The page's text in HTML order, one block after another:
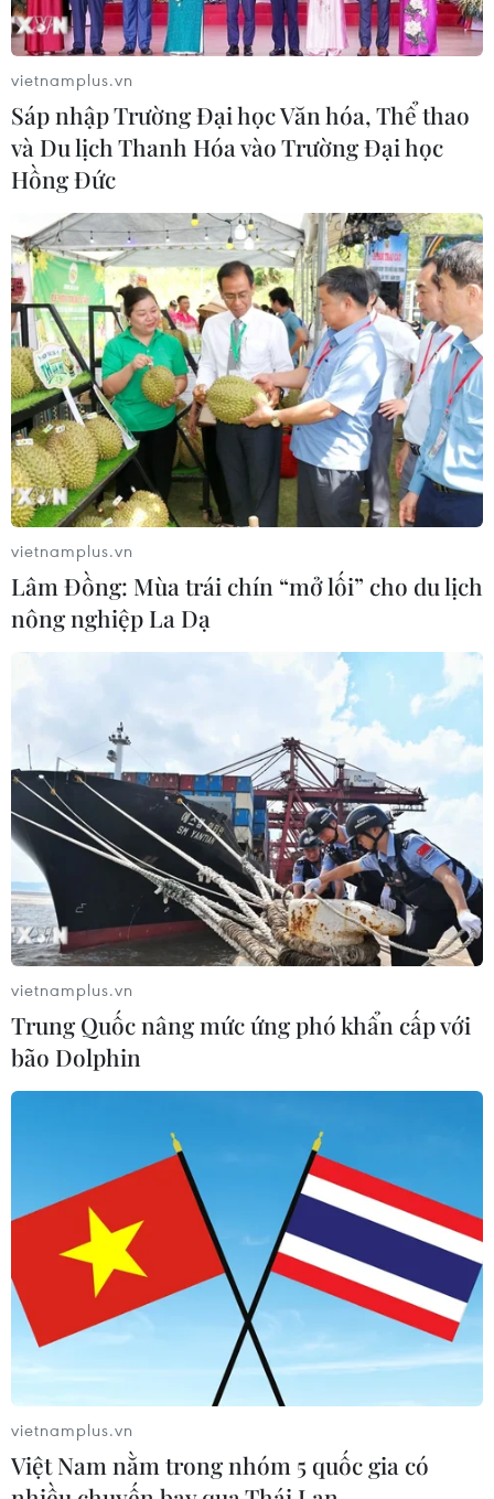
Pha cản phá bóng quyết liệt của hậu vệ Lê Thị Diễm My (trái)
và thủ thành Trần Thị Kim Thanh (giữa) trước đường bóng của
tiền đạo Mỹ Alex Morgan trong trận đấu. (Ảnh: AFP/TTXVN)
Cầu thủ Hải Linh đau đớn sau pha phạm lỗi của đối phương.
Tiền đạo Hải Yến thi đấu rất tích cực khi được vào sân trong
(TTXVN/Vietnam+)
vietnamplus.vn
Sáp nhập Trường Đại học Văn hóa, Thể thao
và Du lịch Thanh Hóa vào Trường Đại học
Hồng Đức
vietnamplus.vn
Lâm Đồng: Mùa trái chín “mở lối” cho du lịch
nông nghiệp La Dạ
vietnamplus.vn
Trung Quốc nâng mức ứng phó khẩn cấp với
bão Dolphin
vietnamplus.vn
Việt Nam nằm trong nhóm 5 quốc gia có